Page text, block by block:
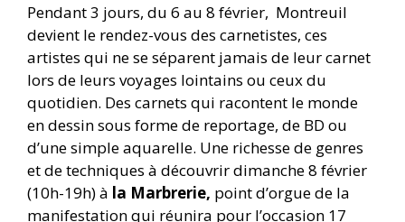
Pendant 3 jours, du 6 au 8 février, Montreuil
devient le rendez-vous des carnetistes, ces
artistes qui ne se séparent jamais de leur carnet
lors de leurs voyages lointains ou ceux du
quotidien. Des carnets qui racontent le monde
en dessin sous forme de reportage, de BD ou
d’une simple aquarelle. Une richesse de genres
et de techniques à découvrir dimanche 8 février
(10h-19h) à la Marbrerie, point d’orgue de la
manifestation qui réunira pour l’occasion 17